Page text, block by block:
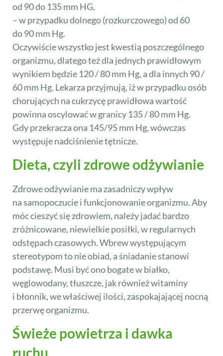
od 90 do 135 mm HG,
– w przypadku dolnego (rozkurczowego) od 60
do 90 mm Hg.
Oczywiście wszystko jest kwestią poszczególnego
organizmu, dlatego też dla jednych prawidłowym
wynikiem będzie 120 / 80 mm Hg, a dla innych 90 /
60 mm Hg. Lekarza przyjmują, iż w przypadku osób
chorujących na cukrzycę prawidłowa wartość
powinna oscylować w granicy 135 / 80 mm Hg.
Gdy przekracza ona 145/95 mm Hg, wówczas
występuje nadciśnienie tętnicze.
Dieta, czyli zdrowe odżywianie
Zdrowe odżywianie ma zasadniczy wpływ
na samopoczucie i funkcjonowanie organizmu. Aby
móc cieszyć się zdrowiem, należy jadać bardzo
zróżnicowane, niewielkie posiłki, w regularnych
odstępach czasowych. Wbrew występującym
stereotypom to nie obiad, a śniadanie stanowi
podstawę. Musi być ono bogate w białko,
węglowodany, tłuszcze, jak również witaminy
i błonnik, we właściwej ilości, zaspokajającej nocną
przerwę organizmu.
Świeże powietrza i dawka